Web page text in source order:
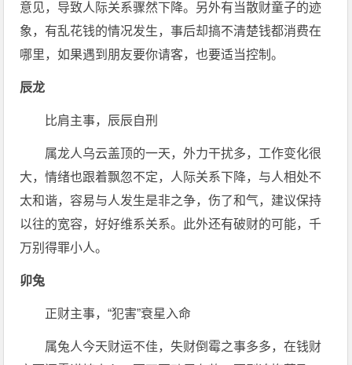
意见，导致人际关系骤然下降。另外有当散财童子的迹
象，有乱花钱的情况发生，事后却搞不清楚钱都消费在
哪里，如果遇到朋友要你请客，也要适当控制。
辰龙
比肩主事，辰辰自刑
属龙人乌云盖顶的一天，外力干扰多，工作变化很
大，情绪也跟着飘忽不定，人际关系下降，与人相处不
太和谐，容易与人发生是非之争，伤了和气，建议保持
以往的宽容，好好维系关系。此外还有破财的可能，千
万别得罪小人。
卯兔
正财主事，“犯害”衰星入命
属兔人今天财运不佳，失财倒霉之事多多，在钱财